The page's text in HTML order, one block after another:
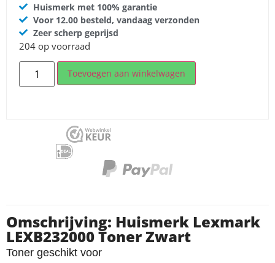
Huismerk met 100% garantie
Voor 12.00 besteld, vandaag verzonden
Zeer scherp geprijsd
204 op voorraad
Toevoegen aan winkelwagen
Omschrijving: Huismerk Lexmark
LEXB232000 Toner Zwart
Toner geschikt voor